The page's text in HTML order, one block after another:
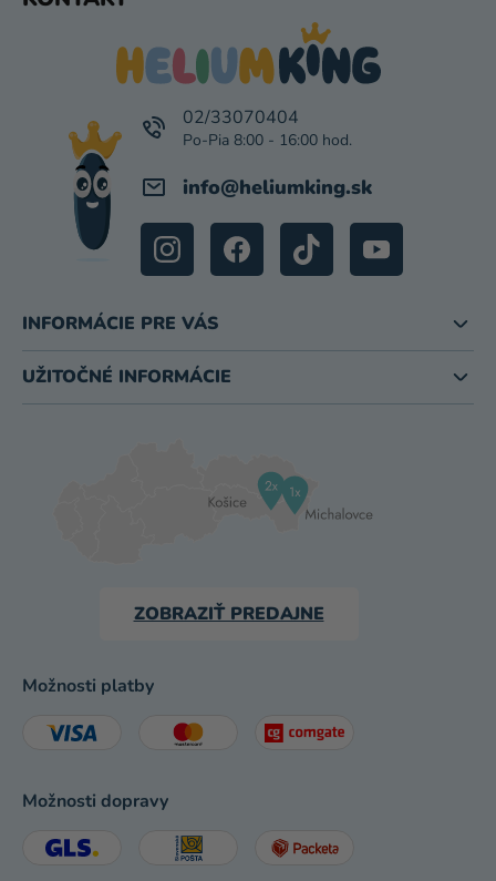
info@heliumking.sk
02/33070404
INFORMÁCIE PRE VÁS
UŽITOČNÉ INFORMÁCIE
ZOBRAZIŤ PREDAJNE
Možnosti platby
Možnosti dopravy